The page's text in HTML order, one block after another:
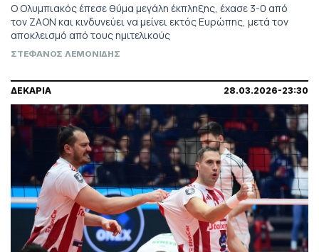
Ο Ολυμπιακός έπεσε θύμα μεγάλη έκπληξης, έχασε 3-0 από
τον ΖΑΟΝ και κινδυνεύει να μείνει εκτός Ευρώπης, μετά τον
αποκλεισμό από τους ημιτελικούς
ΣΤΕΦΑΝΟΣ ΛΕΜΟΝΙΔΗΣ
ΔΕΚΑΡΙΑ 28.03.2026-23:30